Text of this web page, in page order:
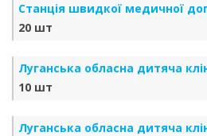
Станція швидкої медичної
20 шт
Луганська обласна дитяча
10 шт
Луганська обласна дитяча